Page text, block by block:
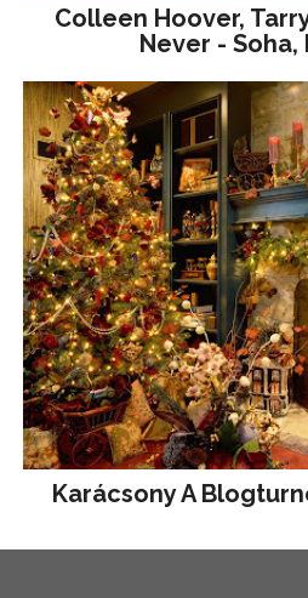
Colleen Hoover,
Never - Soha,
Karácsony A